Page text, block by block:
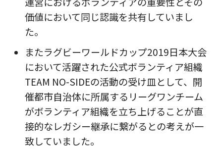
価値において同じ認識を共有していまし
た。
またラグビーワールドカップ2019日本大会
において活躍された公式ボランティア組織
TEAM NO-SIDEの活動の受け皿として、開
催都市自治体に所属するリーグワンチーム
がボランティア組織を立ち上げることが直
接的なレガシー継承に繋がるとの考えが一
致していました。